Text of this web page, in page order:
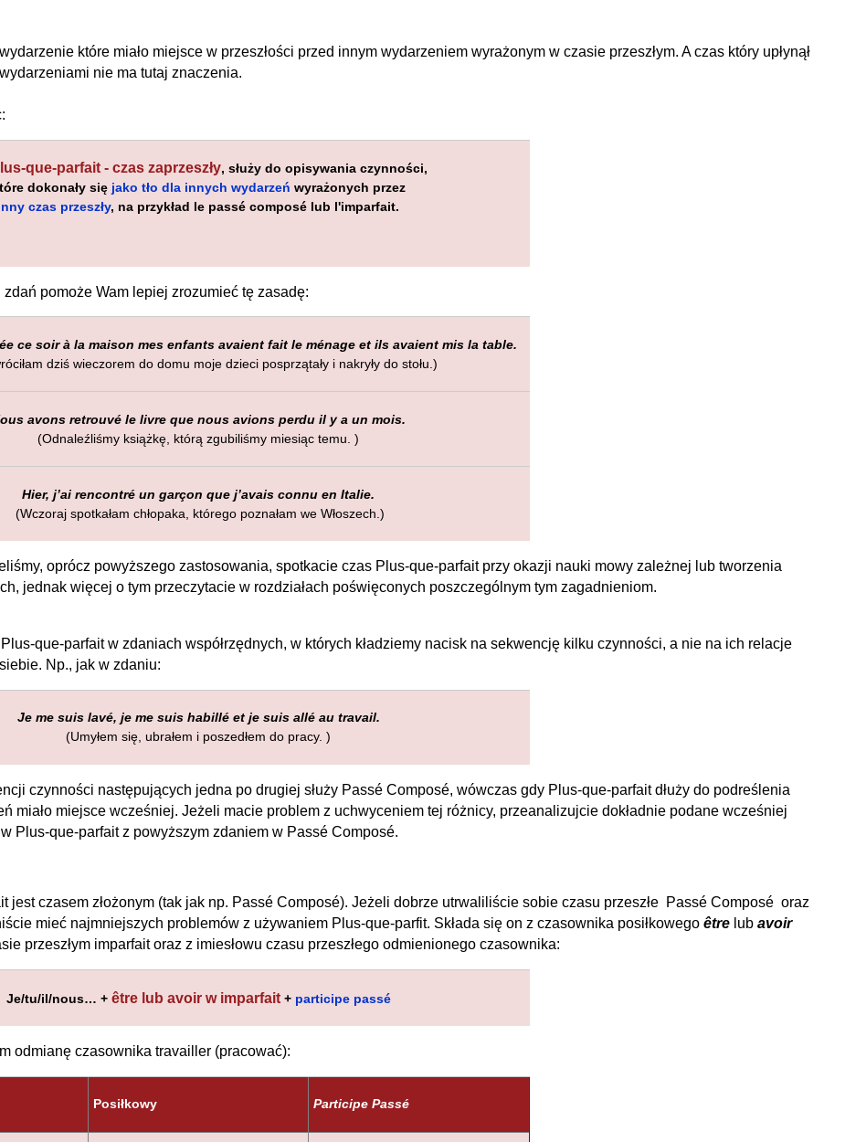
które miało miejsce w przeszłości przed innym wydarzeniem wyrażonym w czasie przeszłym. A czas który upłynął
nie ma tutaj znaczenia.
que-parfait - czas zaprzeszły, służy do opisywania czynności,
dokonały się jako tło dla innych wydarzeń wyrażonych przez
czas przeszły, na przykład le passé composé lub l'imparfait.
zdań pomoże Wam lepiej zrozumieć tę zasadę:
ce soir à la maison mes enfants avaient fait le ménage et ils avaient mis la table.
dziś wieczorem do domu moje dzieci posprzątały i nakryły do stołu.)
avons retrouvé le livre que nous avions perdu il y a un mois.
(Odnaleźliśmy książkę, którą zgubiliśmy miesiąc temu. )
Hier, j’ai rencontré un garçon que j’avais connu en Italie.
(Wczoraj spotkałam chłopaka, którego poznałam we Włoszech.)
oprócz powyższego zastosowania, spotkacie czas Plus-que-parfait przy okazji nauki mowy zależnej lub tworzenia
jednak więcej o tym przeczytacie w rozdziałach poświęconych poszczególnym tym zagadnieniom.
que-parfait w zdaniach współrzędnych, w których kładziemy nacisk na sekwencję kilku czynności, a nie na ich relacje
Np., jak w zdaniu:
Je me suis lavé, je me suis habillé et je suis allé au travail.
(Umyłem się, ubrałem i poszedłem do pracy. )
czynności następujących jedna po drugiej służy Passé Composé, wówczas gdy Plus-que-parfait dłuży do podreślenia
miało miejsce wcześniej. Jeżeli macie problem z uchwyceniem tej różnicy, przeanalizujcie dokładnie podane wcześniej
Plus-que-parfait z powyższym zdaniem w Passé Composé.
jest czasem złożonym (tak jak np. Passé Composé). Jeżeli dobrze utrwaliliście sobie czasu przeszłe Passé Composé oraz
mieć najmniejszych problemów z używaniem Plus-que-parfit. Składa się on z czasownika posiłkowego êtrelub avoir
przeszłym imparfait oraz z imiesłowu czasu przeszłego odmienionego czasownika:
Je/tu/il/nous… + être lub avoir w imparfait + participe passé
odmianę czasownika travailler (pracować):
Posiłkowy Participe Passé